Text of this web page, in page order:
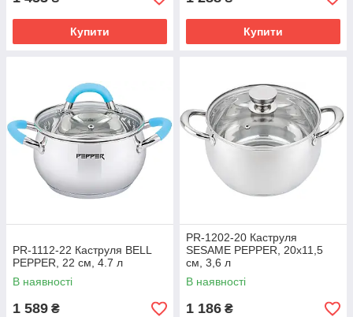
Купити Купити
PR-1112-22 Каструля BELL
PEPPER, 22 см, 4.7 л
В наявності
1 589 ₴
PR-1202-20 Каструля
SESAME PEPPER, 20x11,5
см, 3,6 л
В наявності
1 186 ₴